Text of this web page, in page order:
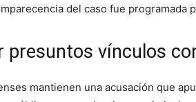
del caso fue programada
presuntos vínculos
mantienen una acusación que